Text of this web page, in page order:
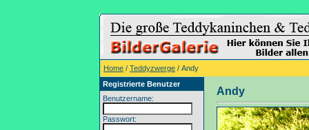
Home / Teddyzwerge / Andy
Registrierte Benutzer
Benutzername:
Passwort:
Andy